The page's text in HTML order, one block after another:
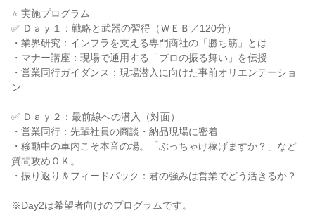
⭐ 実施プログラム
✅ Ｄａｙ１：戦略と武器の習得（ＷＥＢ／120分）
・業界研究：インフラを支える専門商社の「勝ち筋」とは
・マナー講座：現場で通用する「プロの振る舞い」を伝授
・営業同行ガイダンス：現場潜入に向けた事前オリエンテーショ
ン
✅ Ｄａｙ２：最前線への潜入（対面）
・営業同行：先輩社員の商談・納品現場に密着
・移動中の車内こそ本音の場。「ぶっちゃけ稼げますか？」など
質問攻めＯＫ。
・振り返り＆フィードバック：君の強みは営業でどう活きるか？
※Day2は希望者向けのプログラムです。